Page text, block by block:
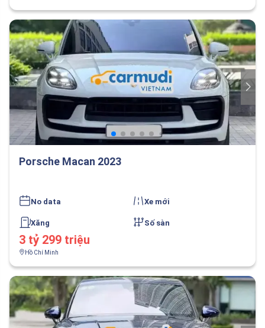
Porsche Macan 2023
No data Xe mới
Xăng Số sàn
3 tỷ 299 triệu
Hồ Chí Minh